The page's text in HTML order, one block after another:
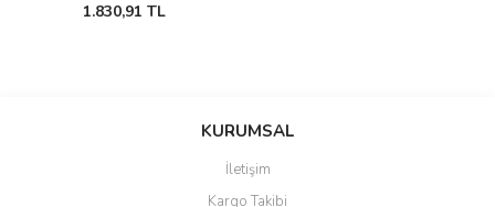
1.830,91 TL
KURUMSAL
İletişim
Kargo Takibi